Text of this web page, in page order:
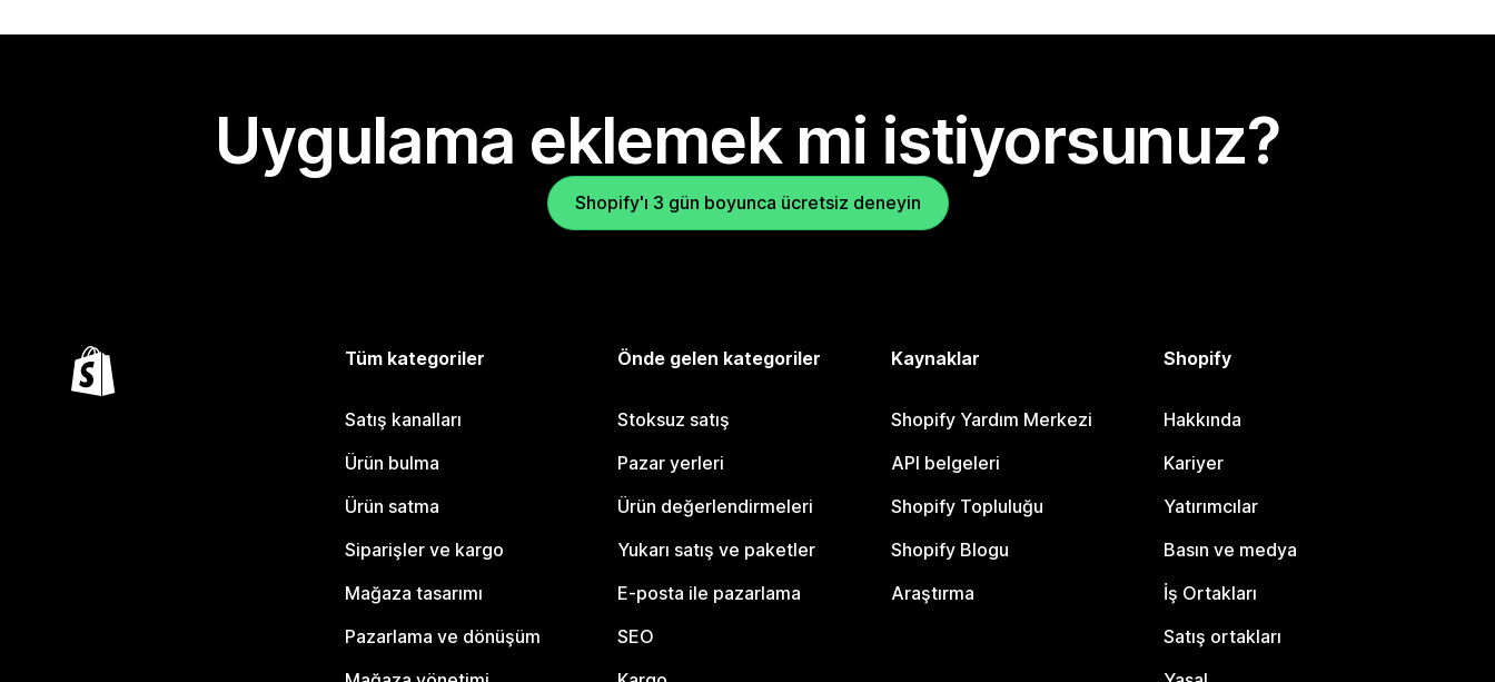
Uygulama eklemek mi istiyorsunuz?
Shopify'ı 3 gün boyunca ücretsiz deneyin
Tüm kategoriler
Satış kanalları
Ürün bulma
Ürün satma
Siparişler ve kargo
Mağaza tasarımı
Pazarlama ve dönüşüm
Önde gelen kategoriler
Stoksuz satış
Pazar yerleri
Ürün değerlendirmeleri
Yukarı satış ve paketler
E-posta ile pazarlama
SEO
Kaynaklar
Shopify Yardım Merkezi
API belgeleri
Shopify Topluluğu
Shopify Blogu
Araştırma
Shopify
Hakkında
Kariyer
Yatırımcılar
Basın ve medya
İş Ortakları
Satış ortakları